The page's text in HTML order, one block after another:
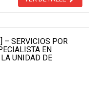
SERVICIOS POR
EN
UNIDAD DE